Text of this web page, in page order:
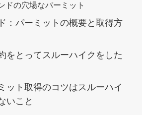
ドの穴場なパーミット
：パーミットの概要と取得方
をとってスルーハイクをした
ット取得のコツはスルーハイ
いこと